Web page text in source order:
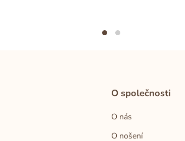
O společnosti
O nás
O nošení